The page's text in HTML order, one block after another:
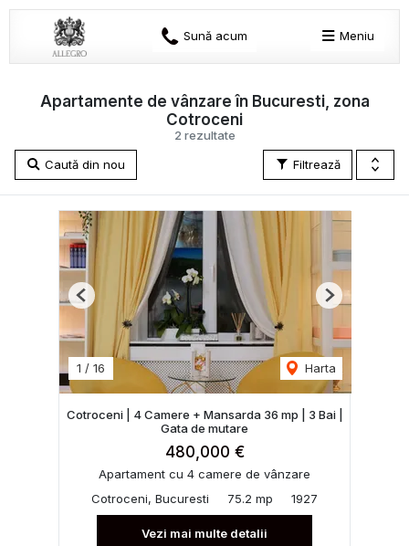
Sună acum Meniu
2 rezultate
Apartamente de vânzare în Bucuresti, zona
Cotroceni
Filtrează
Caută din nou
1 / 16 Harta
Previous Next
Cotroceni | 4 Camere + Mansarda 36 mp | 3 Bai |
Gata de mutare
480,000 €
Apartament cu 4 camere de vânzare
Cotroceni, Bucuresti
75.2 mp 1927
Vezi mai multe detalii